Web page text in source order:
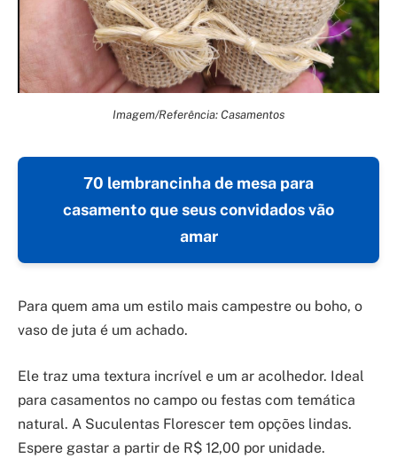
Imagem/Referência: Casamentos
70 lembrancinha de mesa para
casamento que seus convidados vão
amar
Para quem ama um estilo mais campestre ou boho, o
vaso de juta é um achado.
Ele traz uma textura incrível e um ar acolhedor. Ideal
para casamentos no campo ou festas com temática
natural. A Suculentas Florescer tem opções lindas.
Espere gastar a partir de R$ 12,00 por unidade.